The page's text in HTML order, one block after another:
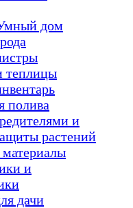
дом
теплицы
полива
и
растений
и
дачи